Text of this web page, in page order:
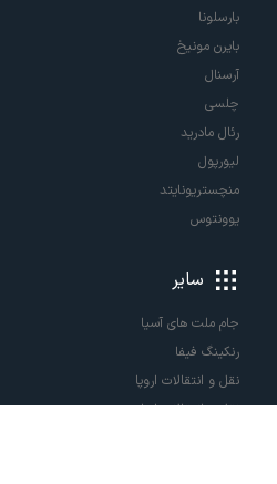
بارسلونا
بایرن مونیخ
آرسنال
چلسی
رئال مادرید
لیورپول
منچستریونایتد
یوونتوس
سایر
جام ملت های آسیا
رنکینگ فیفا
نقل و انتقالات اروپا
نقل و انتقالات ایران